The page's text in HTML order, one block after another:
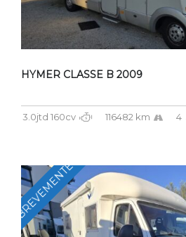
HYMER CLASSE B 2009
3.0jtd 160cv 116482 km 4
BREVEMENTE